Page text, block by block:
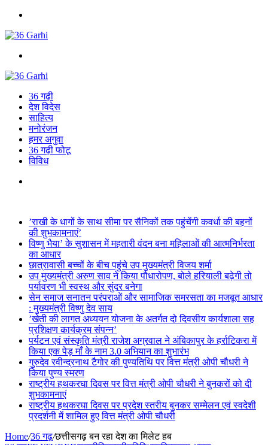
36 गढ़ी
देश विदेस
साहित्य
मनोरंजन
हमर अगुवा
36 गढ़ी फोटू
विविध
’राखी के धागों के साथ सीमा पर सैनिकों तक पहुंचेंगी कवर्धा की बहनों
की शुभकामनाएं’
विष्णु भैया’ के सुशासन में महतारी वंदन बना महिलाओं की आत्मनिर्भरता
का आधार
छात्रावासी बच्चों के बीच पहुंचे उप मुख्यमंत्री विजय शर्मा
उप मुख्यमंत्री अरुण साव ने किया पौधारोपण, बोले हरियाली बढ़ेगी तो
पर्यावरण भी स्वस्थ और सुंदर बनेगा
सेन समाज सनातन परंपराओं और सामाजिक समरसता का मजबूत आधार
: मुख्यमंत्री विष्णु देव साय
’खेती की लागत अध्ययन योजना के अतर्गत दो दिवसीय कार्यशाला सह
प्रशिक्षण कार्यक्रम संपन्न’
पर्यटन एवं संस्कृति मंत्री राजेश अग्रवाल ने अंबिकापुर के हर्राटिकरा में
किया एक पेड़ माँ के नाम 3.0 अभियान का शुभारंभ
गुरुदेव रवीन्द्रनाथ टैगोर की पुण्यतिथि पर वित्त मंत्री ओपी चौधरी ने
किया पुण्य स्मरण
राष्ट्रीय हथकरघा दिवस पर वित्त मंत्री ओपी चौधरी ने बुनकरों को दी
शुभकामनाएं
राष्ट्रीय हथकरघा दिवस पर प्रदेश स्तरीय बुनकर सम्मेलन एवं स्वदेशी
प्रदर्शनी में शामिल हुए वित्त मंत्री ओपी चौधरी
Home/36 गढ़/छत्तीसगढ़ बन रहा देश का मिलेट हब